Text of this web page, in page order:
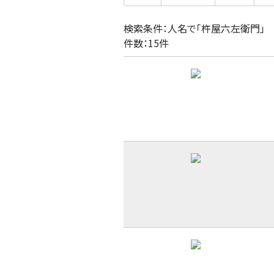
検索条件：人名で「杵屋六左衛門」
件数：15件